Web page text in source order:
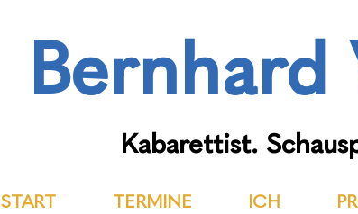
Kabarettist.
START TERMINE ICH